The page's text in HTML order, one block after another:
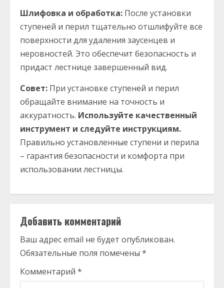
Шлифовка и обработка: После установки
ступеней и перил тщательно отшлифуйте все
поверхности для удаления заусенцев и
неровностей. Это обеспечит безопасность и
придаст лестнице завершенный вид.
Совет: При установке ступеней и перил
обращайте внимание на точность и
аккуратность. Используйте качественный
инструмент и следуйте инструкциям.
Правильно установленные ступени и перила
– гарантия безопасности и комфорта при
использовании лестницы.
Добавить комментарий
Ваш адрес email не будет опубликован.
Обязательные поля помечены *
Комментарий *